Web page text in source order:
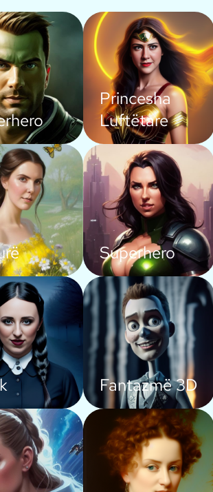
Princesha
Luftëtare
Superhero
Fantazmë 3D